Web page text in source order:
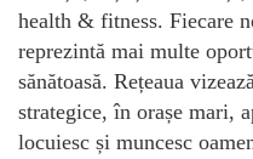
health & fitness. Fiecare
reprezintă mai multe
sănătoasă. Rețeaua
strategice, în orașe mari,
locuiesc și muncesc